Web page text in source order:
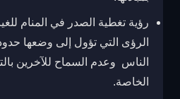
رؤية تغطية الصدر في المنام
الرؤى التي تؤول إلى وضعها
الناس وعدم السماح للآخرين
الخاصة.